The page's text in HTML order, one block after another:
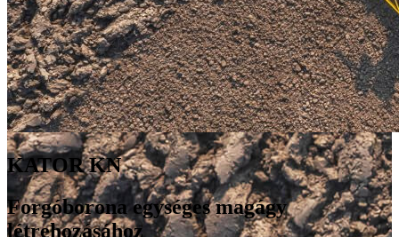
KATOR KN
Forgóborona egységes magágy
létrehozásához